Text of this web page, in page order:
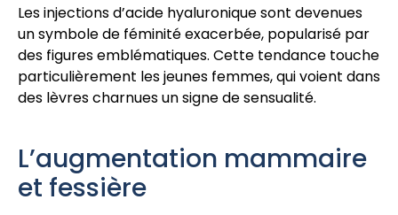
Les injections d’acide hyaluronique sont devenues
un symbole de féminité exacerbée, popularisé par
des figures emblématiques. Cette tendance touche
particulièrement les jeunes femmes, qui voient dans
des lèvres charnues un signe de sensualité.
L’augmentation mammaire
et fessière